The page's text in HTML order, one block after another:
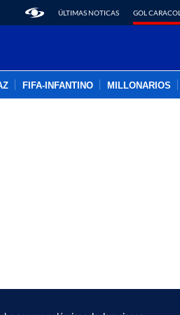
ÚLTIMAS NOTICAS GOL CARACOL
FIFA-INFANTINO MILLONARIOS